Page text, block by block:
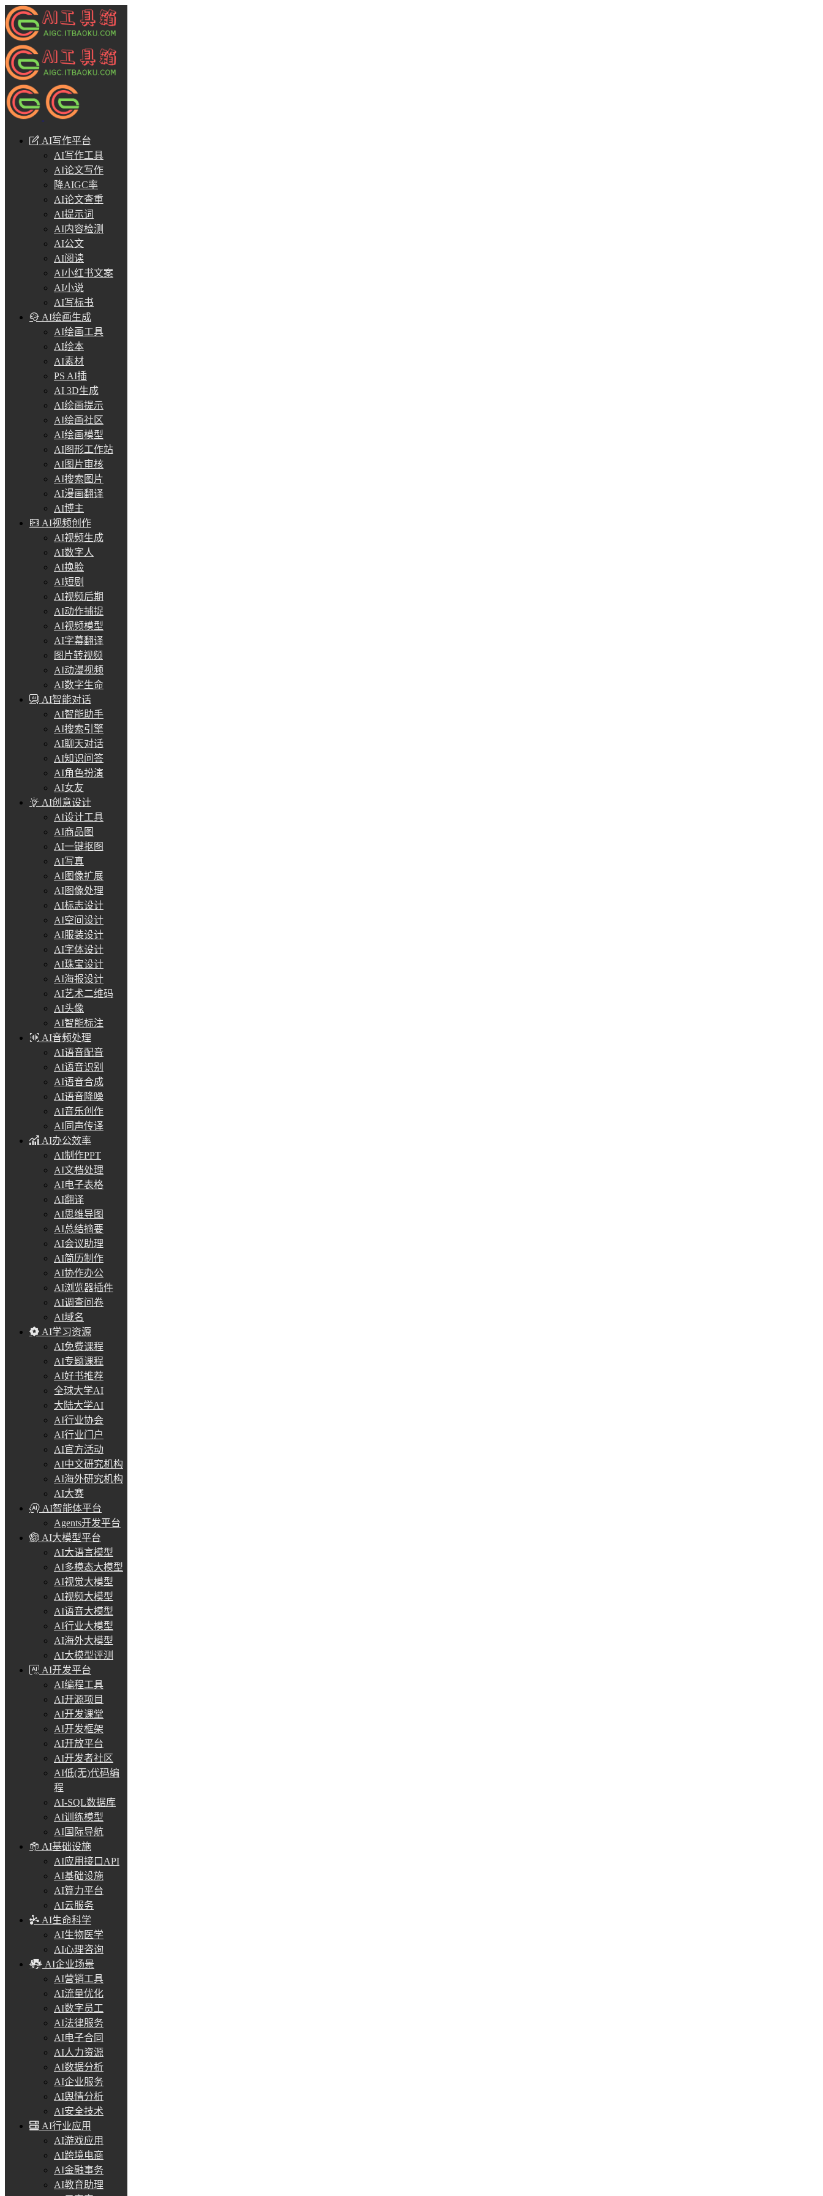
AI写作平台
AI写作工具
AI论文写作
降AIGC率
AI论文查重
AI提示词
AI内容检测
AI公文
AI阅读
AI小红书文案
AI小说
AI写标书
AI绘画生成
AI绘画工具
AI绘本
AI素材
PS AI插
AI 3D生成
AI绘画提示
AI绘画社区
AI绘画模型
AI图形工作站
AI图片审核
AI搜索图片
AI漫画翻译
AI博主
AI视频创作
AI视频生成
AI数字人
AI换脸
AI短剧
AI视频后期
AI动作捕捉
AI视频模型
AI字幕翻译
图片转视频
AI动漫视频
AI数字生命
AI智能对话
AI智能助手
AI搜索引擎
AI聊天对话
AI知识问答
AI角色扮演
AI女友
AI创意设计
AI设计工具
AI商品图
AI一键抠图
AI写真
AI图像扩展
AI图像处理
AI标志设计
AI空间设计
AI服装设计
AI字体设计
AI珠宝设计
AI海报设计
AI艺术二维码
AI头像
AI智能标注
AI音频处理
AI语音配音
AI语音识别
AI语音合成
AI语音降噪
AI音乐创作
AI同声传译
AI办公效率
AI制作PPT
AI文档处理
AI电子表格
AI翻译
AI思维导图
AI总结摘要
AI会议助理
AI简历制作
AI协作办公
AI浏览器插件
AI调查问卷
AI域名
AI学习资源
AI免费课程
AI专题课程
AI好书推荐
全球大学AI
大陆大学AI
AI行业协会
AI行业门户
AI官方活动
AI中文研究机构
AI海外研究机构
AI大赛
AI智能体平台
Agents开发平台
AI大模型平台
AI大语言模型
AI多模态大模型
AI视觉大模型
AI视频大模型
AI语音大模型
AI行业大模型
AI海外大模型
AI大模型评测
AI开发平台
AI编程工具
AI开源项目
AI开发课堂
AI开发框架
AI开放平台
AI开发者社区
AI低(无)代码编
程
AI-SQL数据库
AI训练模型
AI国际导航
AI基础设施
AI应用接口API
AI基础设施
AI算力平台
AI云服务
AI生命科学
AI生物医学
AI心理咨询
AI企业场景
AI营销工具
AI流量优化
AI数字员工
AI法律服务
AI电子合同
AI人力资源
AI数据分析
AI企业服务
AI舆情分析
AI安全技术
AI行业应用
AI游戏应用
AI跨境电商
AI金融事务
AI教育助理